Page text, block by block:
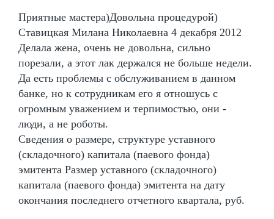
Приятные мастера)Довольна процедурой)
Ставицкая Милана Николаевна 4 декабря 2012
Делала жена, очень не довольна, сильно
порезали, а этот лак держался не больше недели.
Да есть проблемы с обслуживанием в данном
банке, но к сотрудникам его я отношусь с
огромным уважением и терпимостью, они -
люди, а не роботы.
Сведения о размере, структуре уставного
(складочного) капитала (паевого фонда)
эмитента Размер уставного (складочного)
капитала (паевого фонда) эмитента на дату
окончания последнего отчетного квартала, руб.